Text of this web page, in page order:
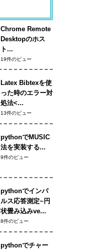
Chrome Remote
Desktopのホス
ト...
19件のビュー
Latex Bibtexを使
った時のエラー対
処法<...
13件のビュー
pythonでMUSIC
法を実装する...
9件のビュー
pythonでインパ
ルス応答測定~円
状畳み込みve...
8件のビュー
pythonでチャー